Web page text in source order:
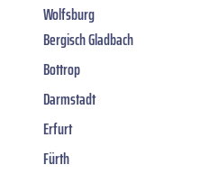
Wolfsburg
Bergisch Gladbach
Bottrop
Darmstadt
Erfurt
Fürth